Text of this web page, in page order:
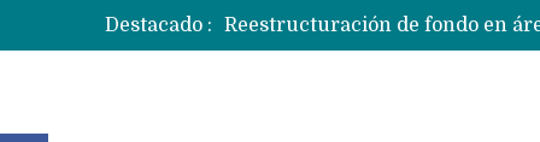
Destacado :